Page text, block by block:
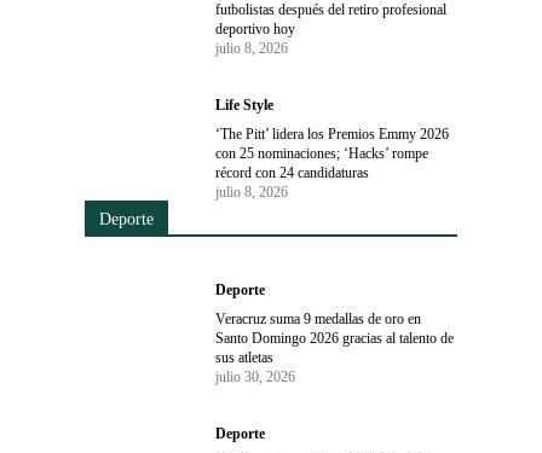
futbolistas después del retiro profesional
deportivo hoy
julio 8, 2026
Life Style
‘The Pitt’ lidera los Premios Emmy 2026
con 25 nominaciones; ‘Hacks’ rompe
récord con 24 candidaturas
julio 8, 2026
Deporte
Deporte
Veracruz suma 9 medallas de oro en
Santo Domingo 2026 gracias al talento de
sus atletas
julio 30, 2026
Deporte